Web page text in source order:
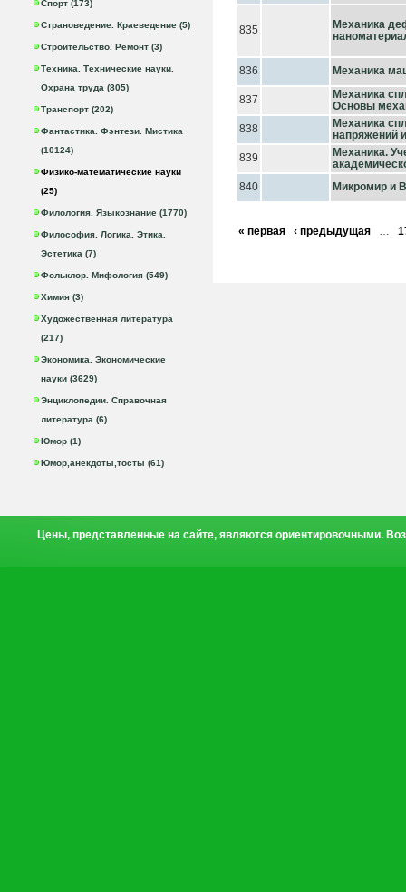
Спорт (173)
Страноведение. Краеведение (5)
Строительство. Ремонт (3)
Техника. Технические науки.
Охрана труда (805)
Транспорт (202)
Фантастика. Фэнтези. Мистика
(10124)
Физико-математические науки
(25)
Филология. Языкознание (1770)
Философия. Логика. Этика.
Эстетика (7)
Фольклор. Мифология (549)
Химия (3)
Художественная литература
(217)
Экономика. Экономические
науки (3629)
Энциклопедии. Справочная
литература (6)
Юмор (1)
Юмор,анекдоты,тосты (61)
835
Механика
836 Механика
837
Механика
Основы
838
Механика
напряжений
839
Механика.
840
Микромир и
« первая ‹ предыдущая …
Цены, представленные на сайте, являются ориентировочными.